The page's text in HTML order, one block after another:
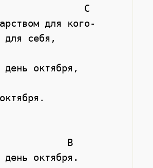
для кого-
для себя,
день октября,
день октября.